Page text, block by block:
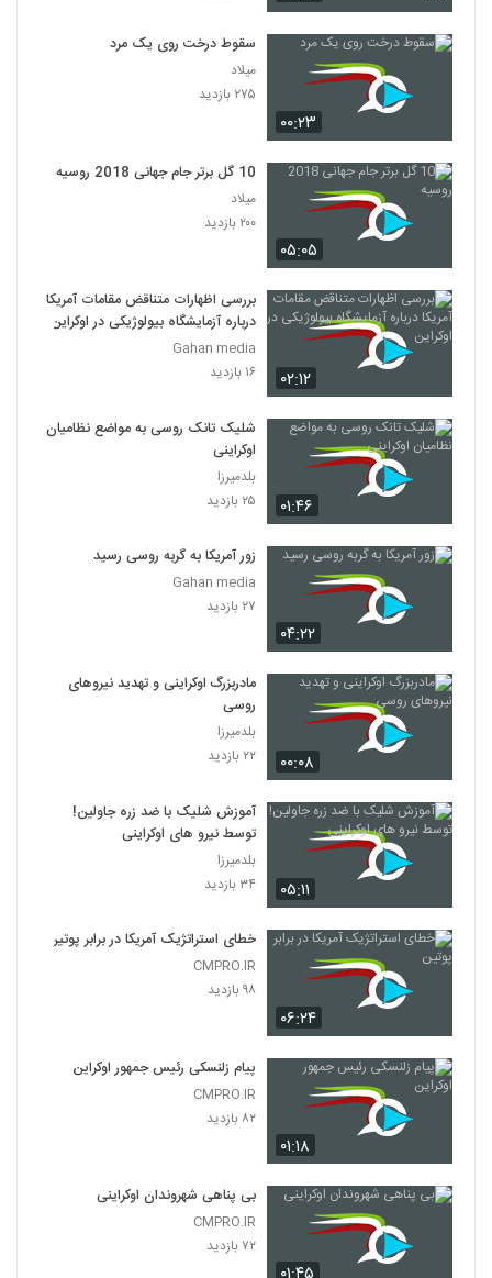
۰۰:۲۳
سقوط درخت روی یک مرد
میلاد
۲۷۵ بازدید
۰۵:۰۵
10 گل برتر جام جهانی 2018 روسیه
میلاد
۲۰۰ بازدید
۰۲:۱۲
بررسی اظهارات متناقض مقامات آمریکا
درباره آزمایشگاه بیولوژیکی در اوکراین
Gahan media
۱۶ بازدید
۰۱:۴۶
شلیک تانک روسی به مواضع نظامیان
اوکراینی
بلدمیرزا
۲۵ بازدید
۰۴:۲۲
زور آمریکا به گربه روسی رسید
Gahan media
۲۷ بازدید
۰۰:۰۸
مادربزرگ اوکراینی و تهدید نیروهای
روسی
بلدمیرزا
۲۲ بازدید
۰۵:۱۱
آموزش شلیک با ضد زره جاولین!
توسط نیرو های اوکراینی
بلدمیرزا
۳۴ بازدید
۰۶:۲۴
خطای استراتژیک آمریکا در برابر پوتین
CMPRO.IR
۹۸ بازدید
۰۱:۱۸
پیام زلنسکی رئیس جمهور اوکراین
CMPRO.IR
۸۲ بازدید
بی پناهی شهروندان اوکراینی
CMPRO.IR
۷۲ بازدید